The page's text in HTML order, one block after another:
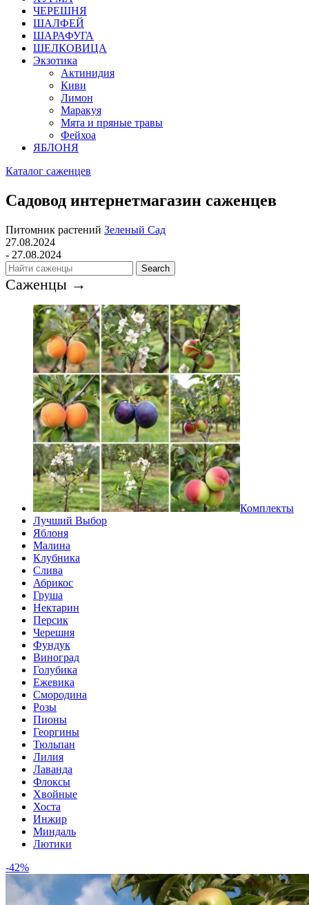
ЧЕРЕШНЯ
ШАЛФЕЙ
ШАРАФУГА
ШЕЛКОВИЦА
Экзотика
Актинидия
Киви
Лимон
Маракуя
Мята и пряные травы
Фейхоа
ЯБЛОНЯ
Каталог саженцев
Садовод интернетмагазин саженцев
Питомник растений Зеленый Сад
27.08.2024
- 27.08.2024
Search
Саженцы →
Комплекты
Лучший Выбор
Яблоня
Малина
Клубника
Слива
Абрикос
Груша
Нектарин
Персик
Черешня
Фундук
Виноград
Голубика
Ежевика
Смородина
Розы
Пионы
Георгины
Тюльпан
Лилия
Лаванда
Флоксы
Хвойные
Хоста
Инжир
Миндаль
Лютики
-42%